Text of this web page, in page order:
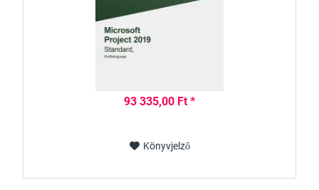
93 335,00 Ft *
Könyvjelző